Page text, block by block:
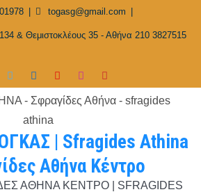
togasg@gmail.com
& Θεμιστοκλέους 35 - Αθήνα 210 3827515
| Sfragides Athina
Αθήνα Κέντρο
ΑΘΗΝΑ ΚΕΝΤΡΟ | SFRAGIDES